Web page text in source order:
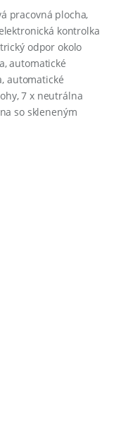
pracovná plocha,
lektronická kontrolka
odpor okolo
automatické
, automatické
7 x neutrálna
so skleneným